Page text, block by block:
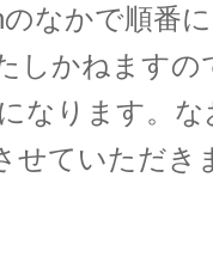
なかで順番
しかねますの
なります。な
せていただき